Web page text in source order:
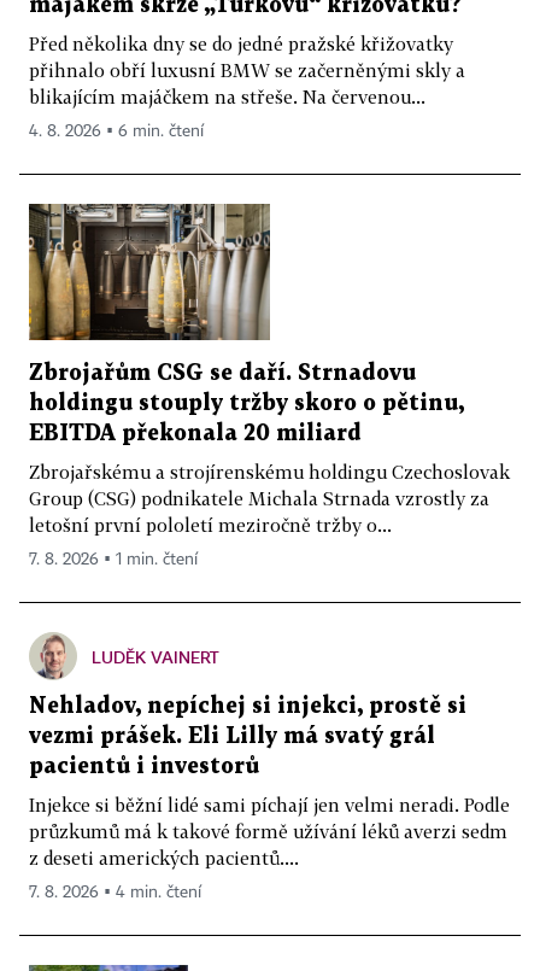
majákem skrze „Turkovu“ křižovatku?
Před několika dny se do jedné pražské křižovatky
přihnalo obří luxusní BMW se začerněnými skly a
blikajícím majáčkem na střeše. Na červenou...
4. 8. 2026 ▪ 6 min. čtení
Zbrojařům CSG se daří. Strnadovu
holdingu stouply tržby skoro o pětinu,
EBITDA překonala 20 miliard
Zbrojařskému a strojírenskému holdingu Czechoslovak
Group (CSG) podnikatele Michala Strnada vzrostly za
letošní první pololetí meziročně tržby o...
7. 8. 2026 ▪ 1 min. čtení
LUDĚK VAINERT
Nehladov, nepíchej si injekci, prostě si
vezmi prášek. Eli Lilly má svatý grál
pacientů i investorů
Injekce si běžní lidé sami píchají jen velmi neradi. Podle
průzkumů má k takové formě užívání léků averzi sedm
z deseti amerických pacientů....
7. 8. 2026 ▪ 4 min. čtení